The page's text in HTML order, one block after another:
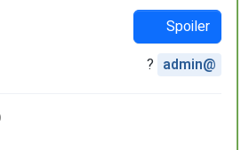
Spoiler
@
admin
?